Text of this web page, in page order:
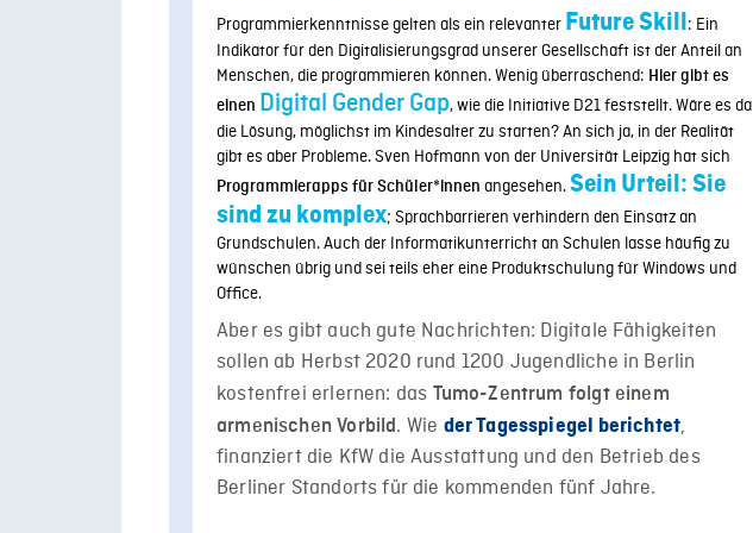
Programmierkenntnisse gelten als ein relevanter Future Skill
: Ein
Indikator für den Digitalisierungsgrad unserer Gesellschaft ist der Anteil an
Menschen, die programmieren können. Wenig überraschend: Hier gibt es
einen Digital Gender Gap, wie die Initiative D21 feststellt. Wäre es da
die Lösung, möglichst im Kindesalter zu starten? An sich ja, in der Realität
gibt es aber Probleme. Sven Hofmann von der Universität Leipzig hat sich
Programmierapps für Schüler*innen angesehen.Sein Urteil: Sie
sind zu komplex; Sprachbarrieren verhindern den Einsatz an
Grundschulen. Auch der Informatikunterricht an Schulen lasse häufig zu
wünschen übrig und sei teils eher eine Produktschulung für Windows und
Office.
Aber es gibt auch gute Nachrichten: Digitale Fähigkeiten
sollen ab Herbst 2020 rund 1200 Jugendliche in Berlin
kostenfrei erlernen: das Tumo-Zentrum folgt einem
armenischen Vorbild. Wie der Tagesspiegel berichtet,
finanziert die KfW die Ausstattung und den Betrieb des
Berliner Standorts für die kommenden fünf Jahre.